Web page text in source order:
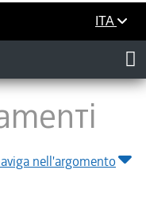
ITA
nell'argomento